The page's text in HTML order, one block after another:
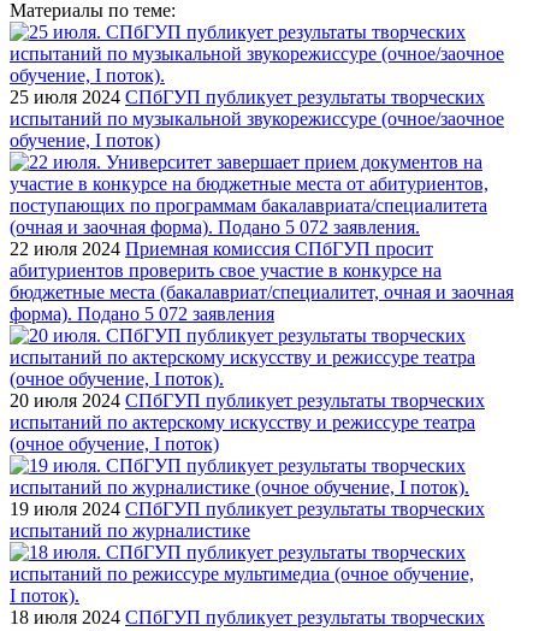
Материалы по теме:
25 июля 2024 СПбГУП публикует результаты творческих
испытаний по музыкальной звукорежиссуре (очное/заочное
обучение, I поток)
22 июля 2024 Приемная комиссия СПбГУП просит
абитуриентов проверить свое участие в конкурсе на
бюджетные места (бакалавриат/специалитет, очная и заочная
форма). Подано 5 072 заявления
20 июля 2024 СПбГУП публикует результаты творческих
испытаний по актерскому искусству и режиссуре театра
(очное обучение, I поток)
19 июля 2024 СПбГУП публикует результаты творческих
испытаний по журналистике
18 июля 2024 СПбГУП публикует результаты творческих